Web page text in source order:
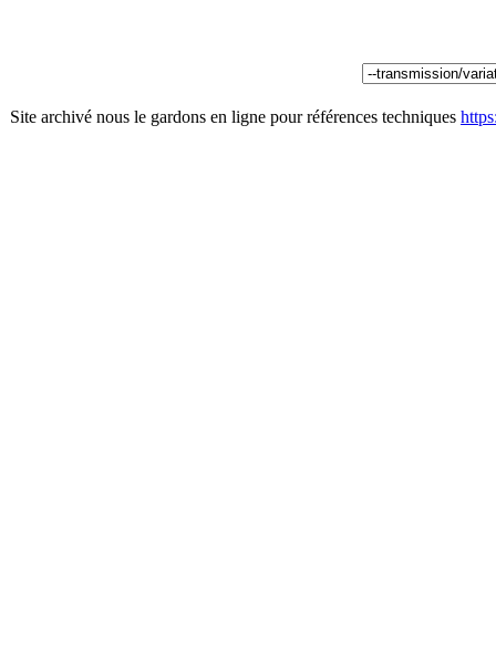
Site archivé nous le gardons en ligne pour références techniques